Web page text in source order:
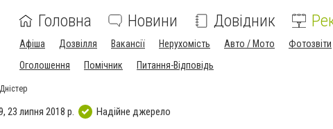
Головна Новини Довідник
Афіша Дозвілля Вакансії Нерухомість Авто / Мото Фотозвіти
Оголошення
Помічник Питання-Відповідь
23 липня 2018 р. Надійне джерело